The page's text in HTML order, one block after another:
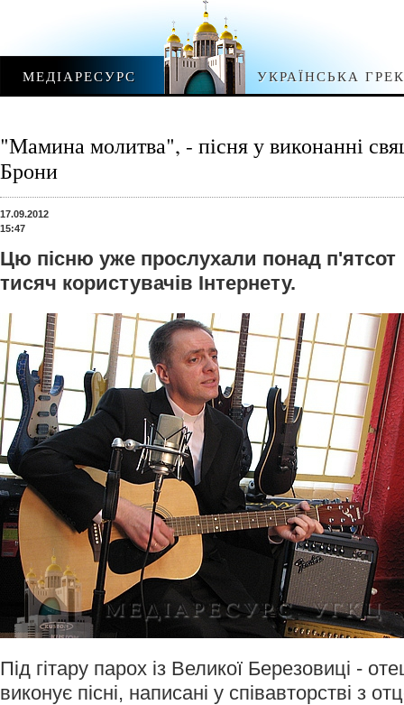
МЕДІАРЕСУРС УКРАЇНСЬКА
"Мамина молитва", - пісня у виконанні
Брони
17.09.2012
15:47
Цю пісню уже прослухали понад п'ятсот
тисяч користувачів Інтернету.
Під гітару парох із Великої Березовиці -
виконує пісні, написані у співавторстві з